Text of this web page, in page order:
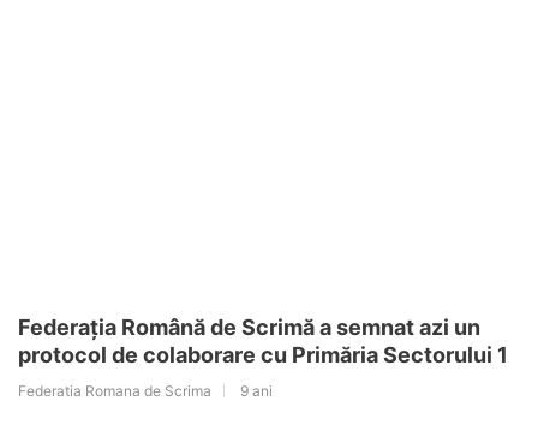
Federația Română de Scrimă a semnat azi un
protocol de colaborare cu Primăria Sectorului 1
Federatia Romana de Scrima 9 ani